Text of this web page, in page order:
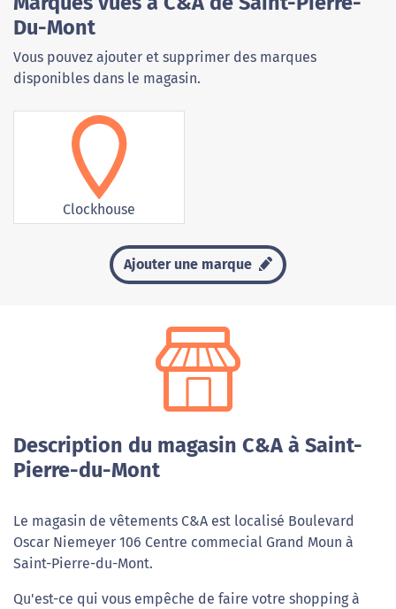
Du-Mont
Vous pouvez ajouter et supprimer des marques
disponibles dans le magasin.
Clockhouse
Ajouter une marque
Description du magasin C&A à Saint-
Pierre-du-Mont
Le magasin de vêtements C&A est localisé Boulevard
Oscar Niemeyer 106 Centre commecial Grand Moun à
Saint-Pierre-du-Mont.
Qu'est-ce qui vous empêche de faire votre shopping à